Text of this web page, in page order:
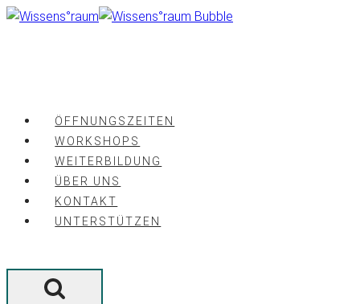
Zum
ÖFFNUNGSZEITEN
WORKSHOPS
WEITERBILDUNG
ÜBER UNS
KONTAKT
UNTERSTÜTZEN